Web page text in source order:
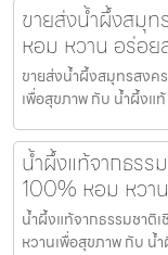
ขายส่งน้ำผึ้งสมุ
หอม หวาน อร่อ
ขายส่งน้ำผึ้งสมุทรสงค
เพื่อสุขภาพ กับ น้ำผึ้งแ
น้ำผึ้งแท้จากธรร
100% หอม หวา
น้ำผึ้งแท้จากธรรมชาติ
หวานเพื่อสุขภาพ กับ น้